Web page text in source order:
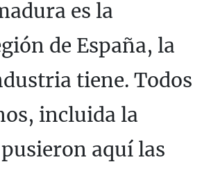
es la
de España, la
tiene. Todos
incluida la
aquí las